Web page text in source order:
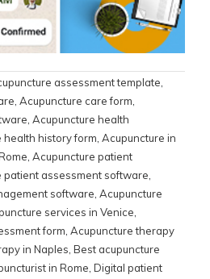
assessment template
Acupuncture care form
Acupuncture health
health history form Acupuncture in
Acupuncture patient
patient assessment software
software Acupuncture
services in Venice
form Acupuncture therapy
in Naples Best acupuncture
in Rome Digital patient